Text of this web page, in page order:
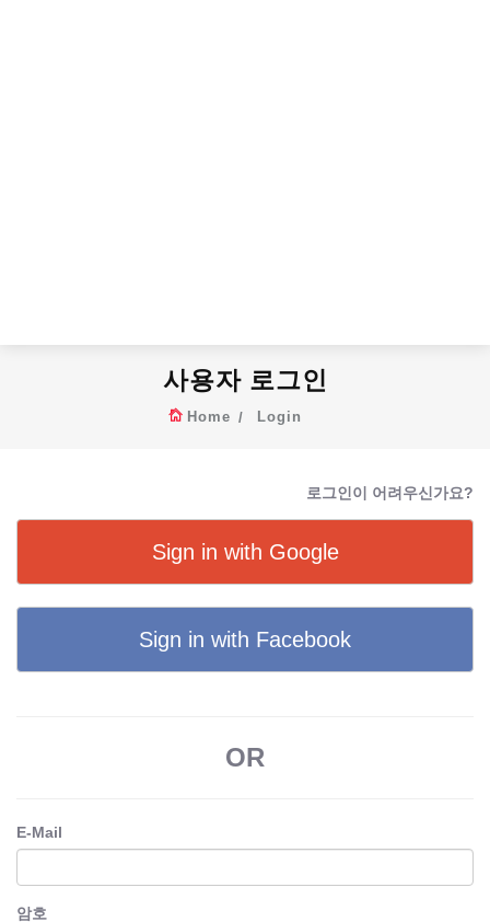
사용자 로그인
Home Login
로그인이 어려우신가요?
Sign in with Google
Sign in with Facebook
OR
E-Mail
암호